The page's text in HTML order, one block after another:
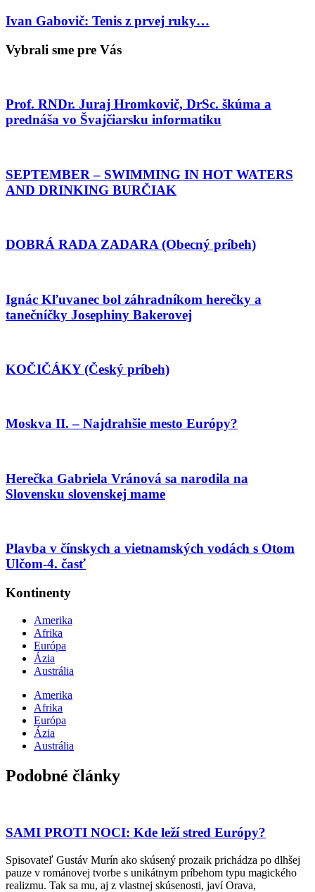
Ivan Gabovič: Tenis z prvej ruky…
Vybrali sme pre Vás
Prof. RNDr. Juraj Hromkovič, DrSc. škúma a
prednáša vo Švajčiarsku informatiku
SEPTEMBER – SWIMMING IN HOT WATERS
AND DRINKING BURČIAK
DOBRÁ RADA ZADARA (Obecný príbeh)
Ignác Kľuvanec bol záhradníkom herečky a
tanečníčky Josephiny Bakerovej
KOČIČÁKY (Český príbeh)
Moskva II. – Najdrahšie mesto Európy?
Herečka Gabriela Vránová sa narodila na
Slovensku slovenskej mame
Plavba v čínskych a vietnamských vodách s Otom
Ulčom-4. časť
Kontinenty
Amerika
Afrika
Európa
Ázia
Austrália
Amerika
Afrika
Európa
Ázia
Austrália
Podobné články
SAMI PROTI NOCI: Kde leží stred Európy?
Spisovateľ Gustáv Murín ako skúsený prozaik prichádza po dlhšej
pauze v románovej tvorbe s unikátnym príbehom typu magického
realizmu. Tak sa mu, aj z vlastnej skúsenosti, javí Orava,